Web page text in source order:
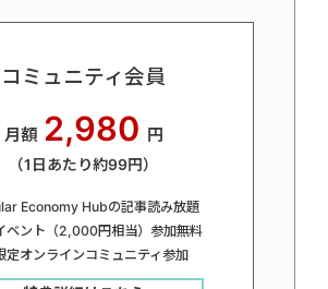
コミュニティ会員
月額 2,980 円
（1日あたり約99円）
Economy Hubの記事読み放題
ベント（2,000円相当）参加無料
定オンラインコミュニティ参加